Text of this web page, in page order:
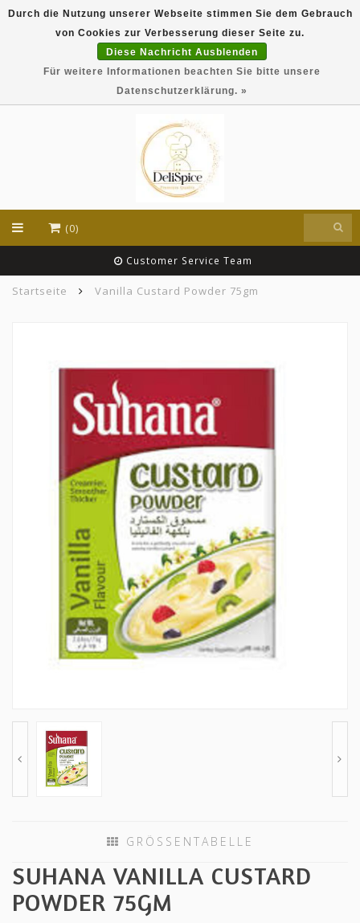
DeliSpice is your online Indian grocery shop with
exclusive brands like Daawat, Suhana, DeliSpice
and many more !!!
(0)
Customer Service Team
Startseite Vanilla Custard Powder 75gm
GRÖSSENTABELLE
SUHANA VANILLA CUSTARD
POWDER 75GM
Durch die Nutzung unserer Webseite stimmen Sie dem Gebrauch
von Cookies zur Verbesserung dieser Seite zu.
Diese Nachricht Ausblenden
Für weitere Informationen beachten Sie bitte unsere
Datenschutzerklärung. »